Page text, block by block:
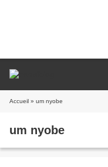
Accueil » um nyobe
um nyobe